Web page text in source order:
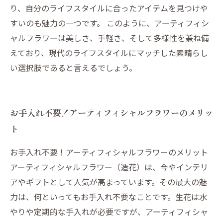
り、自分のライフスタイルに合ったアイテムを見つけや
すいのも魅力の一つです。 このように、アーティフィシ
ャルフラワーは美しさ、手軽さ、そして多様性を兼ね備
えており、現代のライフスタイルにマッチした素晴らし
い選択肢であると言えるでしょう。
お手入れ不要！アーティフィシャルフラワーのメリッ
ト
お手入れ不要！アーティフィシャルフラワーのメリット
アーティフィシャルフラワー（造花）は、今やインテリ
アやギフトとして人気が高まっています。その最大の魅
力は、何といってもお手入れ不要なことです。生花は水
やりや定期的な手入れが必要ですが、アーティフィシャ